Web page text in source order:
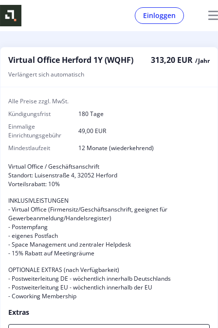
Einloggen
Virtual Office Herford 1Y (WQHF) 313,20 EUR / Jahr
Verlängert sich automatisch
Alle Preise zzgl. MwSt.
Kündigungsfrist
180 Tage
Einmalige
Einrichtungsgebühr
49,00 EUR
Mindestlaufzeit 12 Monate (wiederkehrend)
Virtual Office / Geschäftsanschrift
Standort: Luisenstraße 4, 32052 Herford
Vorteilsrabatt: 10%
INKLUSIVLEISTUNGEN
- Virtual Office (Firmensitz/Geschäftsanschrift, geeignet für
Gewerbeanmeldung/Handelsregister)
- Postempfang
- eigenes Postfach
- Space Management und zentraler Helpdesk
- 15% Rabatt auf Meetingräume
OPTIONALE EXTRAS (nach Verfügbarkeit)
- Postweiterleitung DE - wöchentlich innerhalb Deutschlands
- Postweiterleitung EU - wöchentlich innerhalb der EU
- Coworking Membership
Extras